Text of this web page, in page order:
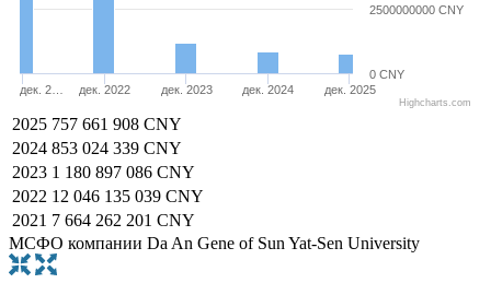
дек. 2… дек. 2022 дек. 2023 дек. 2024 дек. 2025
0 CNY
2500000000 CNY
Highcharts.com
2025 757 661 908 CNY
2024 853 024 339 CNY
2023 1 180 897 086 CNY
2022 12 046 135 039 CNY
2021 7 664 262 201 CNY
МСФО компании Da An Gene of Sun Yat-Sen University